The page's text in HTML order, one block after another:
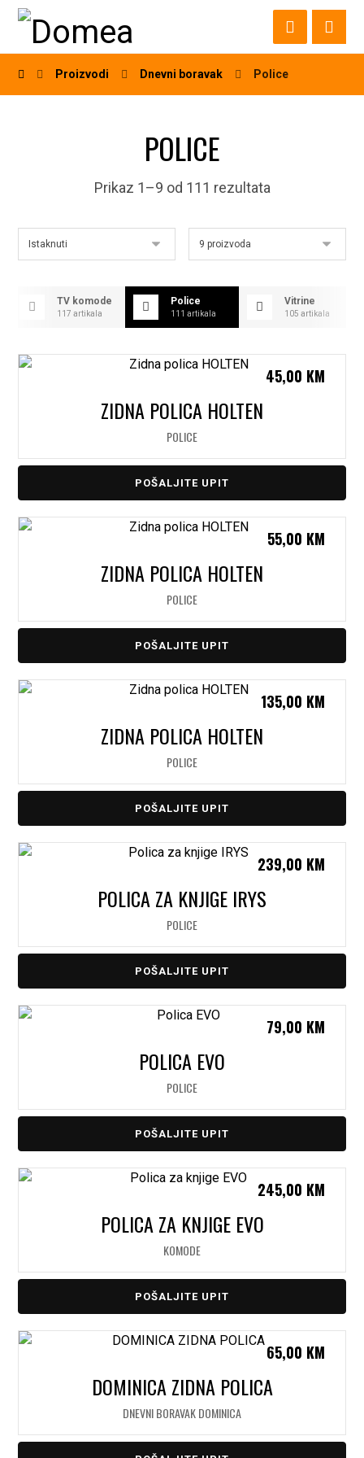
Proizvodi Dnevni boravak Police
POLICE
Prikaz 1–9 od 111 rezultata
TV komode
117 artikala
Police
111 artikala
Vitrine
105 artikala
ZIDNA POLICA HOLTEN
POLICE
45,00 KM
POŠALJITE UPIT
ZIDNA POLICA HOLTEN
POLICE
55,00 KM
POŠALJITE UPIT
ZIDNA POLICA HOLTEN
POLICE
135,00 KM
POŠALJITE UPIT
POLICA ZA KNJIGE IRYS
POLICE
239,00 KM
POŠALJITE UPIT
POLICA EVO
POLICE
79,00 KM
POŠALJITE UPIT
POLICA ZA KNJIGE EVO
KOMODE
245,00 KM
POŠALJITE UPIT
DOMINICA ZIDNA POLICA
DNEVNI BORAVAK DOMINICA
65,00 KM